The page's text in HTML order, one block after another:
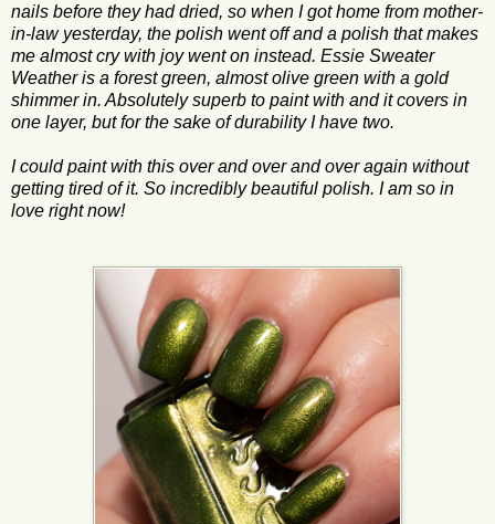
nails before they had dried, so when I got home from mother-
in-law yesterday, the polish went off and a polish that makes
me almost cry with joy went on instead. Essie Sweater
Weather is a forest green, almost olive green with a gold
shimmer in. Absolutely superb to paint with and it covers in
one layer, but for the sake of durability I have two.
I could paint with this over and over and over again without
getting tired of it. So incredibly beautiful polish. I am so in
love right now!